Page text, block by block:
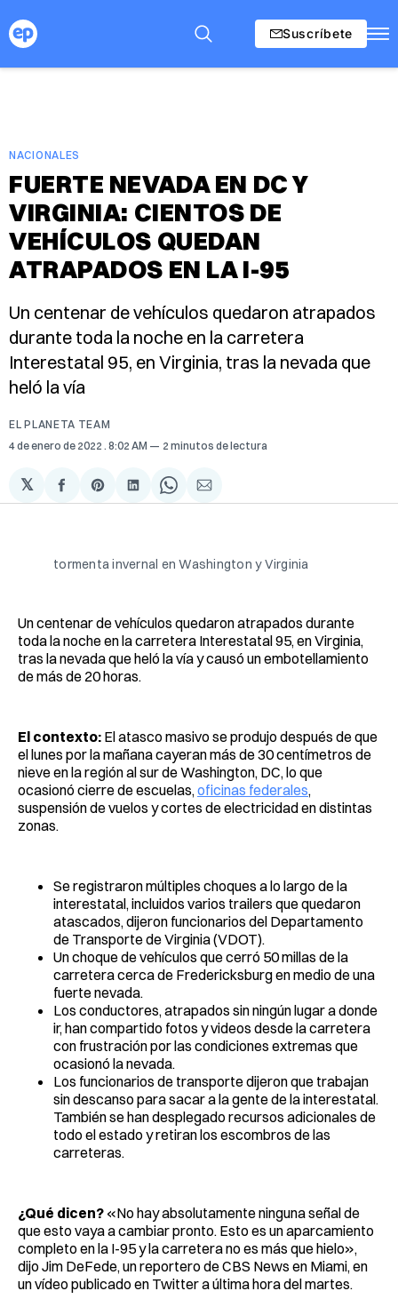
Suscríbete
NACIONALES
FUERTE NEVADA EN DC Y
VIRGINIA: CIENTOS DE
VEHÍCULOS QUEDAN
ATRAPADOS EN LA I-95
Un centenar de vehículos quedaron atrapados
durante toda la noche en la carretera
Interestatal 95, en Virginia, tras la nevada que
heló la vía
EL PLANETA TEAM
4 de enero de 2022 . 8:02 AM 2 minutos de lectura
𝕏
Compartir
en
Share
on
Compartir
en
Share
on
Compartir
via
tormenta invernal en Washington y Virginia
Un centenar de vehículos quedaron atrapados durante
toda la noche en la carretera Interestatal 95, en Virginia,
tras la nevada que heló la vía y causó un embotellamiento
de más de 20 horas.
El contexto: El atasco masivo se produjo después de que
el lunes por la mañana cayeran más de 30 centímetros de
nieve en la región al sur de Washington, DC, lo que
ocasionó cierre de escuelas, oficinas federales,
suspensión de vuelos y cortes de electricidad en distintas
zonas.
Se registraron múltiples choques a lo largo de la
interestatal, incluidos varios trailers que quedaron
atascados, dijeron funcionarios del Departamento
de Transporte de Virginia (VDOT).
Un choque de vehículos que cerró 50 millas de la
carretera cerca de Fredericksburg en medio de una
fuerte nevada.
Los conductores, atrapados sin ningún lugar a donde
ir, han compartido fotos y videos desde la carretera
con frustración por las condiciones extremas que
ocasionó la nevada.
Los funcionarios de transporte dijeron que trabajan
sin descanso para sacar a la gente de la interestatal.
También se han desplegado recursos adicionales de
todo el estado y retiran los escombros de las
carreteras.
¿Qué dicen? «No hay absolutamente ninguna señal de
que esto vaya a cambiar pronto. Esto es un aparcamiento
completo en la I-95 y la carretera no es más que hielo»,
dijo Jim DeFede, un reportero de CBS News en Miami, en
un vídeo publicado en Twitter a última hora del martes.